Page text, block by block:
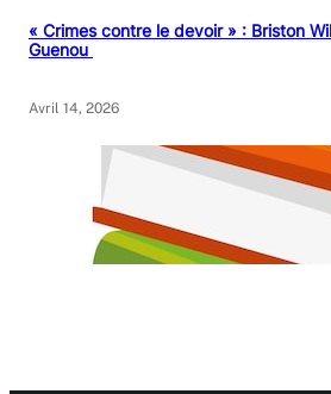
« Crimes contre le devoir » : Briston
Guenou
Avril 14, 2026